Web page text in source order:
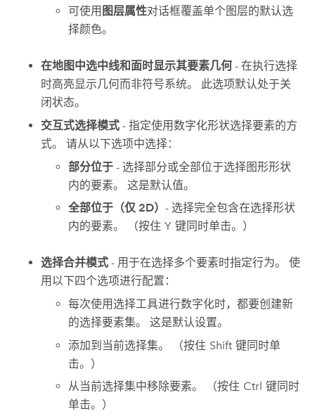
可使用 图层属性对话框覆盖单个图层的默认选
择颜色。
在地图中选中线和面时显示其要素几何 - 在执行选择
时高亮显示几何而非符号系统。 此选项默认处于关
闭状态。
交互式选择模式 - 指定使用数字化形状选择要素的方
式。 请从以下选项中选择：
部分位于 - 选择部分或全部位于选择图形形状
内的要素。 这是默认值。
全部位于（仅 2D）- 选择完全包含在选择形状
内的要素。 （按住 Y 键同时单击。）
选择合并模式 - 用于在选择多个要素时指定行为。 使
用以下四个选项进行配置：
每次使用选择工具进行数字化时，都要创建新
的选择要素集。 这是默认设置。
添加到当前选择集。 （按住 Shift 键同时单
击。）
从当前选择集中移除要素。 （按住 Ctrl 键同时
单击。）